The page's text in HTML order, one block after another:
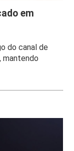
em
do canal de
mantendo